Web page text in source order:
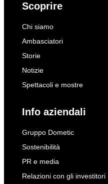
Scoprire
Chi siamo
Ambasciatori
Storie
Notizie
Spettacoli e mostre
Info aziendali
Gruppo Dometic
Sostenibilità
PR e media
Relazioni con gli investitori